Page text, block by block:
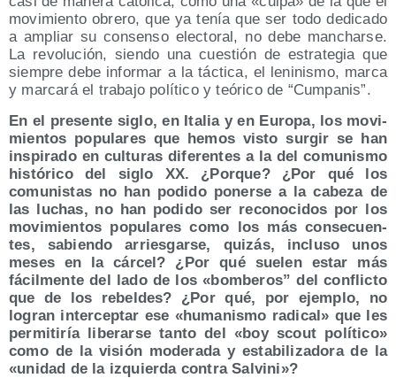
movi­mien­to obre­ro, que ya tenía que ser todo dedi­ca­do
a ampliar su con­sen­so elec­to­ral, no debe man­char­se.
La revo­lu­ción, sien­do una cues­tión de estra­te­gia que
siem­pre debe infor­mar a la tác­ti­ca, el leni­nis­mo, mar­ca
y mar­ca­rá el tra­ba­jo polí­ti­co y teó­ri­co de “Cum­pa­nis”.
En el pre­sen­te siglo, en Ita­lia y en Euro­pa, los movi­
mien­tos popu­la­res que hemos vis­to sur­gir se han
ins­pi­ra­do en cul­tu­ras dife­ren­tes a la del comu­nis­mo
his­tó­ri­co del siglo XX. ¿Por­que? ¿Por qué los
comu­nis­tas no han podi­do poner­se a la cabe­za de
las luchas, no han podi­do ser reco­no­ci­dos por los
movi­mien­tos popu­la­res como los más con­se­cuen­
tes, sabien­do arries­gar­se, qui­zás, inclu­so unos
meses en la cár­cel? ¿Por qué sue­len estar más
fácil­men­te del lado de los «bom­be­ros” del con­flic­to
que de los rebel­des? ¿Por qué, por ejem­plo, no
logran inter­cep­tar ese «huma­nis­mo radi­cal» que les
per­mi­ti­ría libe­rar­se tan­to del «boy scout polí­ti­co»
como de la visión mode­ra­da y esta­bi­li­za­do­ra de la
«uni­dad de la izquier­da con­tra Salvini»?